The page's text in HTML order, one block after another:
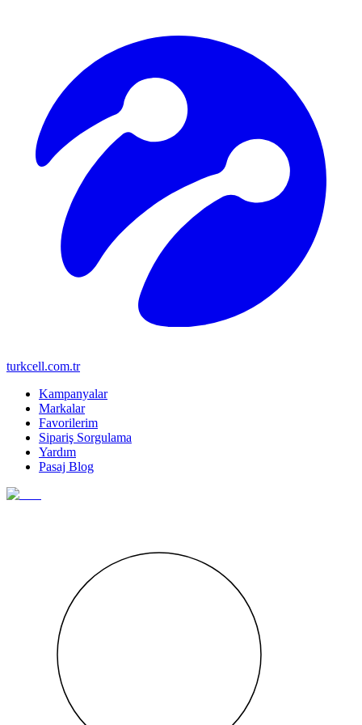
turkcell.com.tr
Kampanyalar
Markalar
Favorilerim
Sipariş Sorgulama
Yardım
Pasaj Blog